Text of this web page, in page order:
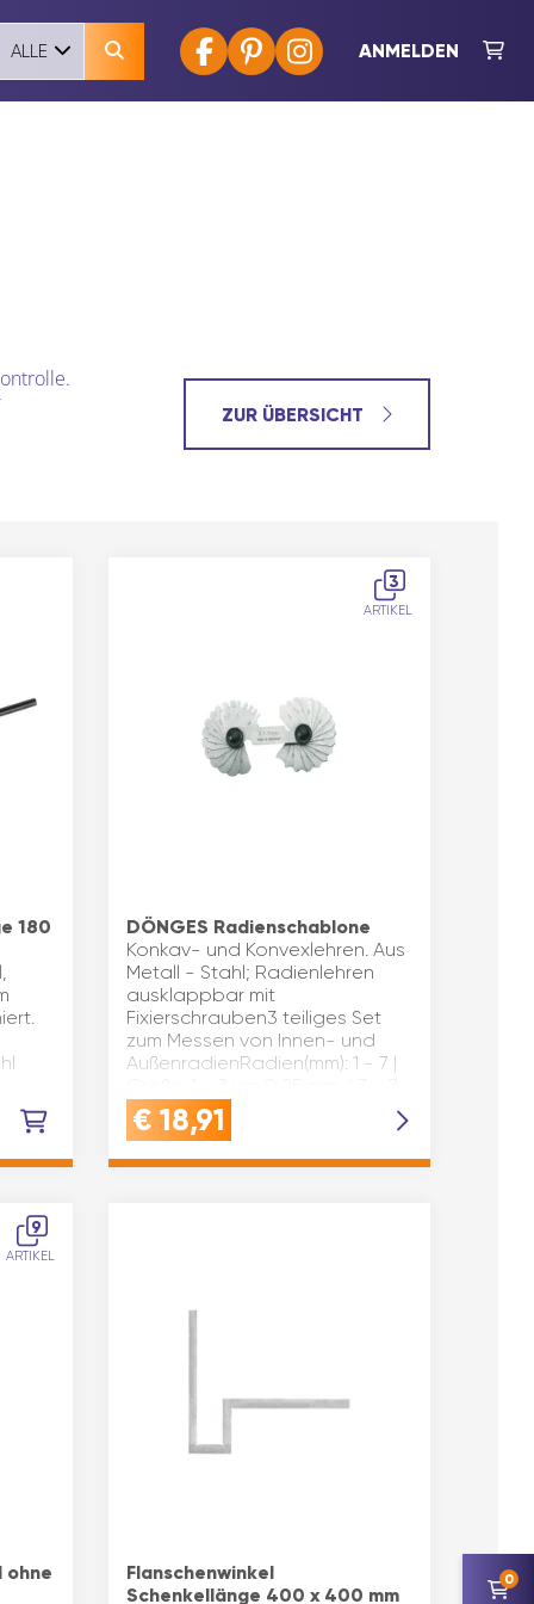
ANMELDEN
ALLE
ZUR ÜBERSICHT
180
3
ARTIKEL
DÖNGES Radienschablone
Konkav- und Konvexlehren. Aus
Metall - Stahl; Radienlehren
ausklappbar mit
Fixierschrauben3 teiliges Set
zum Messen von Innen- und
AußenradienRadien(mm): 1 - 7 |
um …
€ 18,91
9
ARTIKEL
ohne
Flanschenwinkel
Schenkellänge 400 x 400 mm
0